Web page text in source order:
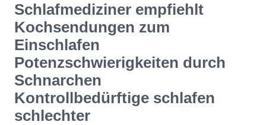
Schlafmediziner empfiehlt
Kochsendungen zum
Einschlafen
Potenzschwierigkeiten durch
Schnarchen
Kontrollbedürftige schlafen
schlechter